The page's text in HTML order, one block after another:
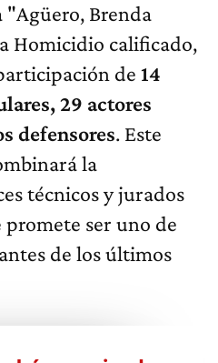
"Agüero, Brenda
Homicidio calificado,
de 14
29 actores
defensores. Este
la
técnicos y jurados
ser uno de
de los últimos